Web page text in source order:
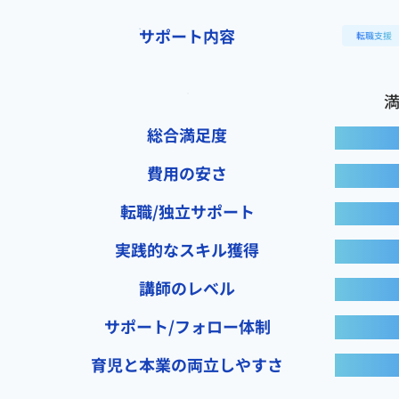
サポート内容 転職支援
総合満足度
費用の安さ
転職/独立サポート
実践的なスキル獲得
講師のレベル
サポート/フォロー体制
育児と本業の両立しやすさ